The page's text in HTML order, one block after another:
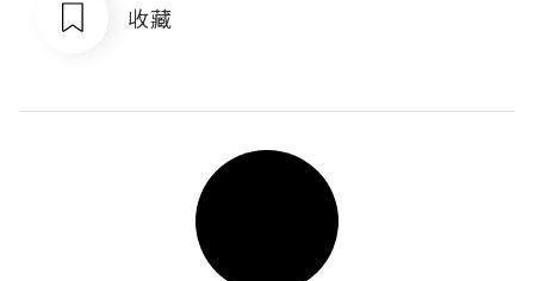
收藏